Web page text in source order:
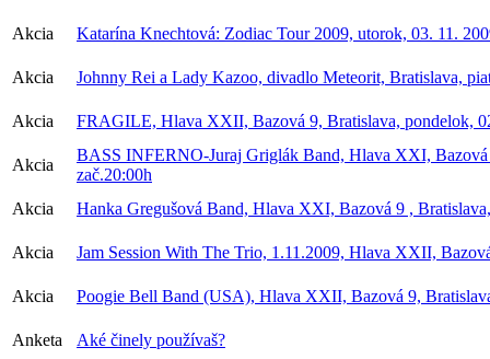
Akcia Katarína Knechtová: Zodiac Tour 2009, utorok, 03. 11.
Akcia Johnny Rei a Lady Kazoo, divadlo Meteorit, Bratislava,
Akcia FRAGILE, Hlava XXII, Bazová 9, Bratislava, pondelok,
Akcia
BASS INFERNO-Juraj Griglák Band, Hlava XXI, Bazová
zač.20:00h
Akcia
Hanka Gregušová Band, Hlava XXI, Bazová 9 ,
Akcia Jam Session With The Trio, 1.11.2009, Hlava XXII,
Akcia Poogie Bell Band (USA), Hlava XXII, Bazová 9,
Anketa Aké činely používaš?